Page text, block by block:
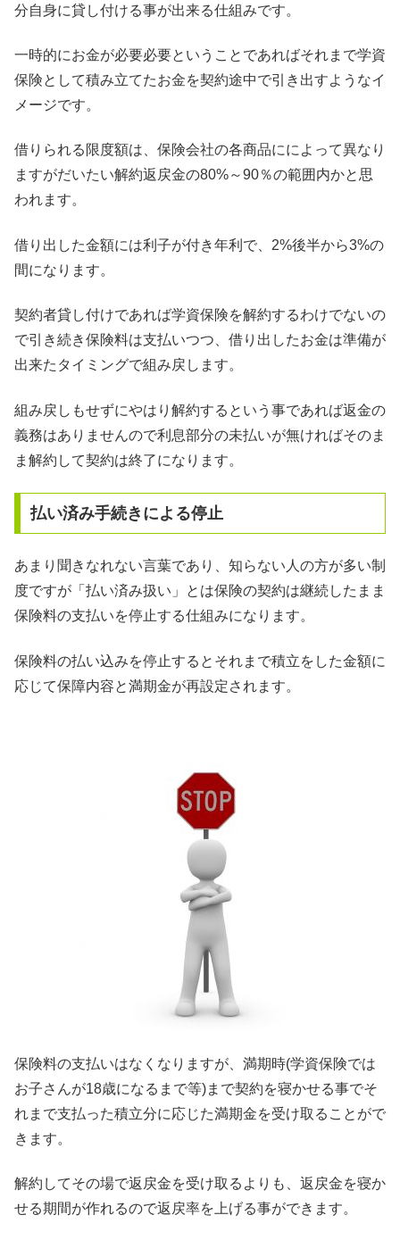
分自身に貸し付ける事が出来る仕組みです。
一時的にお金が必要必要ということであればそれまで学資
保険として積み立てたお金を契約途中で引き出すようなイ
メージです。
借りられる限度額は、保険会社の各商品にによって異なり
ますがだいたい解約返戻金の80%～90％の範囲内かと思
われます。
借り出した金額には利子が付き年利で、2%後半から3%の
間になります。
契約者貸し付けであれば学資保険を解約するわけでないの
で引き続き保険料は支払いつつ、借り出したお金は準備が
出来たタイミングで組み戻します。
組み戻しもせずにやはり解約するという事であれば返金の
義務はありませんので利息部分の未払いが無ければそのま
ま解約して契約は終了になります。
払い済み手続きによる停止
あまり聞きなれない言葉であり、知らない人の方が多い制
度ですが「払い済み扱い」とは保険の契約は継続したまま
保険料の支払いを停止する仕組みになります。
保険料の払い込みを停止するとそれまで積立をした金額に
応じて保障内容と満期金が再設定されます。
保険料の支払いはなくなりますが、満期時(学資保険では
お子さんが18歳になるまで等)まで契約を寝かせる事でそ
れまで支払った積立分に応じた満期金を受け取ることがで
きます。
解約してその場で返戻金を受け取るよりも、返戻金を寝か
せる期間が作れるので返戻率を上げる事ができます。